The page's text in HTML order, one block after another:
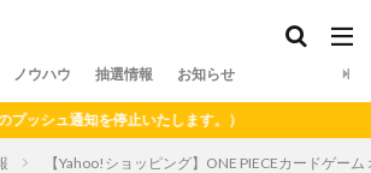
ノウハウ 抽選情報 お知らせ
通知を停止いたします。）
【Yahoo!ショッピング】ONE PIECEカードゲー